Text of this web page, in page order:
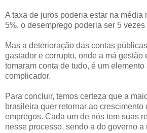
A taxa de juros poderia estar na média
5%, o desemprego poderia ser 5 vezes
Mas a deterioração das contas
gastador e corrupto, onde a má gestão
tomaram conta de tudo, é um elemento
complicador.
Para concluir, temos certeza que a
brasileira quer retornar ao crescimento
empregos. Cada um de nós tem suas
nesse processo, sendo a do governo a